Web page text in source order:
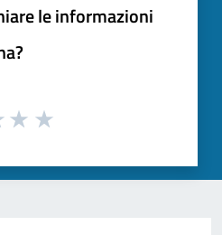
le informazioni